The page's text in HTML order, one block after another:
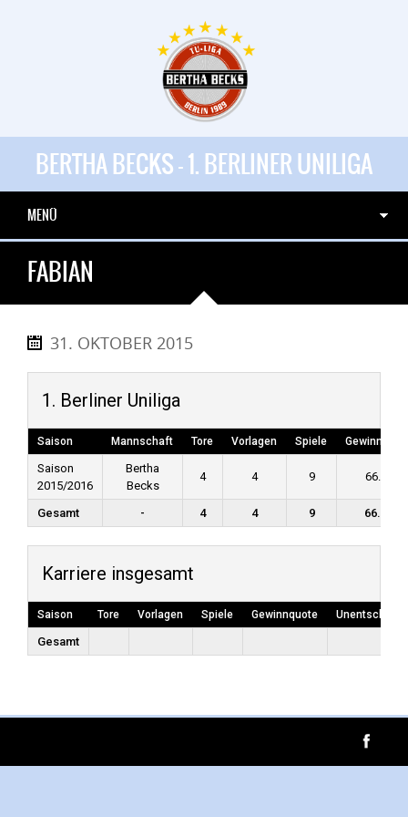
BERTHA BECKS - 1. BERLINER UNILIGA
MENÜ
FABIAN
31. OKTOBER 2015
1. Berliner Uniliga
Saison Mannschaft Tore Vorlagen Spiele
Saison
2015/2016
Bertha
Becks
4 4 9 66.67
Gesamt - 4 4 9 66.67
Karriere insgesamt
Saison Tore Vorlagen Spiele Gewinnquote
Gesamt